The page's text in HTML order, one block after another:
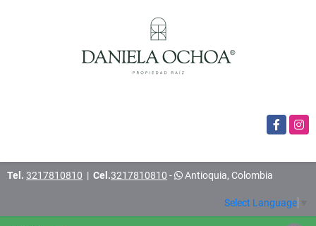
Facebook
Tel. 3217810810 | Cel.3217810810 - Antioquia, Colombia
Select Language